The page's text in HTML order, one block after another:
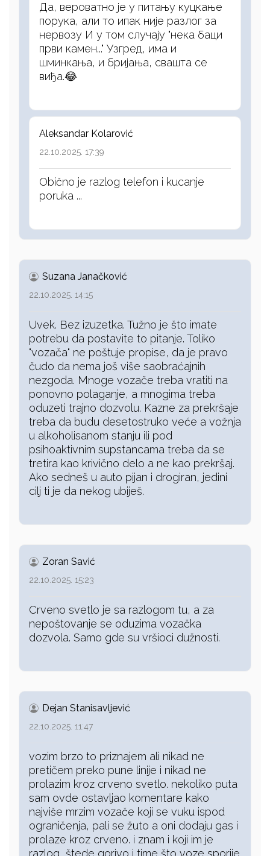
Да, вероватно је у питању куцкање
порука, али то ипак није разлог за
нервозу И у том случају "нека баци
први камен..." Узгред, има и
шминкања, и бријања, свашта се
виђа.😂
Aleksandar Kolarović
22.10.2025. 17:39
Obično je razlog telefon i kucanje
poruka ...
Suzana Janačković
22.10.2025. 14:15
Uvek. Bez izuzetka. Tužno je što imate
potrebu da postavite to pitanje. Toliko
"vozača" ne poštuje propise, da je pravo
čudo da nema još više saobraćajnih
nezgoda. Mnoge vozače treba vratiti na
ponovno polaganje, a mnogima treba
oduzeti trajno dozvolu. Kazne za prekršaje
treba da budu desetostruko veće a vožnja
u alkoholisanom stanju ili pod
psihoaktivnim supstancama treba da se
tretira kao krivično delo a ne kao prekršaj.
Ako sedneš u auto pijan i drogiran, jedini
cilj ti je da nekog ubiješ.
Zoran Savić
22.10.2025. 15:23
Crveno svetlo je sa razlogom tu, a za
nepoštovanje se oduzima vozačka
dozvola. Samo gde su vršioci dužnosti.
Dejan Stanisavljević
22.10.2025. 11:47
vozim brzo to priznajem ali nikad ne
pretičem preko pune linije i nikad ne
prolazim kroz crveno svetlo. nekoliko puta
sam ovde ostavljao komentare kako
najviše mrzim vozače koji se vuku ispod
ograničenja, pali se žuto a oni dodaju gas i
prolaze kroz crveno. i znam i koji im je